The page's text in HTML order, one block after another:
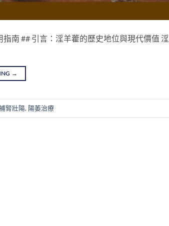
南 ## 引言：淫羊藿的歷史地位與現代價值 淫
→
腎壯陽, 陽萎治療